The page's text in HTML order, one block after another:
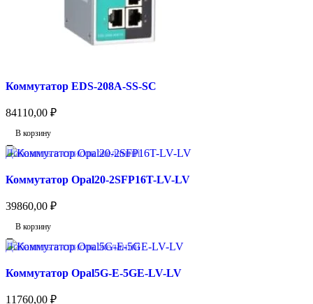
Коммутатор EDS-208A-SS-SC
84110,00 ₽
В корзину
Добавить в список желаний
Коммутатор Opal20-2SFP16T-LV-LV
39860,00 ₽
В корзину
Добавить в список желаний
Коммутатор Opal5G-E-5GE-LV-LV
11760,00 ₽